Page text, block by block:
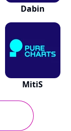
Dabin
MitiS